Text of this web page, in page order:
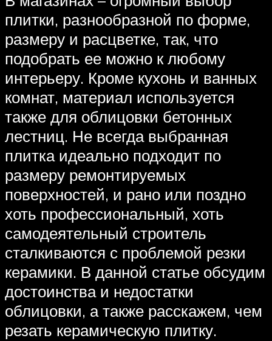
плитки, разнообразной по форме,
размеру и расцветке, так, что
подобрать ее можно к любому
интерьеру. Кроме кухонь и ванных
комнат, материал используется
также для облицовки бетонных
лестниц. Не всегда выбранная
плитка идеально подходит по
размеру ремонтируемых
поверхностей, и рано или поздно
хоть профессиональный, хоть
самодеятельный строитель
сталкиваются с проблемой резки
керамики. В данной статье обсудим
достоинства и недостатки
облицовки, а также расскажем, чем
резать керамическую плитку.